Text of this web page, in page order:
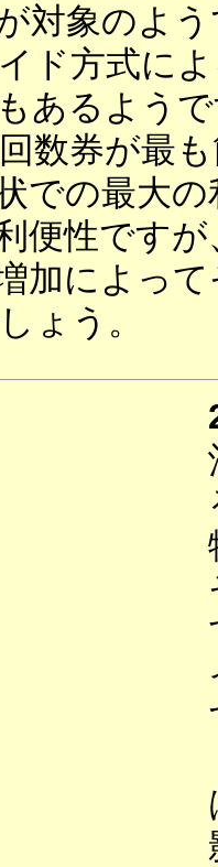
対象のよ
ド方式に
あるよう
数券が最
での最大の
便性です
加によっ
ょう。